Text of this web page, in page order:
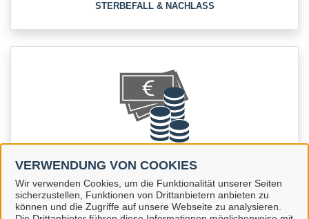
VERWENDUNG VON COOKIES
Wir verwenden Cookies, um die Funktionalität unserer Seiten
sicherzustellen, Funktionen von Drittanbietern anbieten zu
können und die Zugriffe auf unsere Webseite zu analysieren.
STERBEFALL & NACHLASS